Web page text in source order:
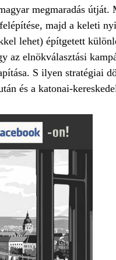
megmaradás útját.
majd a keleti
lehet) építgetett
az elnökválasztási
S ilyen stratégiai
és a katonai-